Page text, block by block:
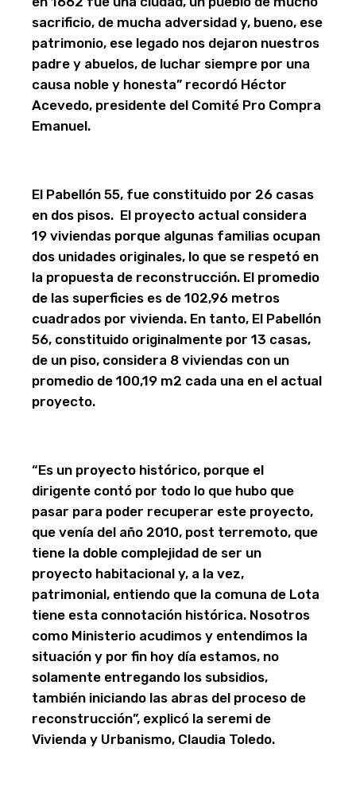
sacrificio, de mucha adversidad y, bueno, ese
patrimonio, ese legado nos dejaron nuestros
padre y abuelos, de luchar siempre por una
causa noble y honesta” recordó Héctor
Acevedo, presidente del Comité Pro Compra
Emanuel.
El Pabellón 55, fue constituido por 26 casas
en dos pisos. El proyecto actual considera
19 viviendas porque algunas familias ocupan
dos unidades originales, lo que se respetó en
la propuesta de reconstrucción. El promedio
de las superficies es de 102,96 metros
cuadrados por vivienda. En tanto, El Pabellón
56, constituido originalmente por 13 casas,
de un piso, considera 8 viviendas con un
promedio de 100,19 m2 cada una en el actual
proyecto.
“Es un proyecto histórico, porque el
dirigente contó por todo lo que hubo que
pasar para poder recuperar este proyecto,
que venía del año 2010, post terremoto, que
tiene la doble complejidad de ser un
proyecto habitacional y, a la vez,
patrimonial, entiendo que la comuna de Lota
tiene esta connotación histórica. Nosotros
como Ministerio acudimos y entendimos la
situación y por fin hoy día estamos, no
solamente entregando los subsidios,
también iniciando las abras del proceso de
reconstrucción”, explicó la seremi de
Vivienda y Urbanismo, Claudia Toledo.